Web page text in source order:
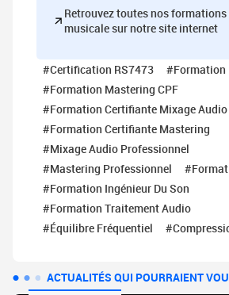
Retrouvez toutes nos
musicale sur notre site internet
#Certification RS7473
#Formation
#Formation Mastering CPF
#Formation Certifiante Mixage Audio
#Formation Certifiante Mastering
#Mixage Audio Professionnel
#Mastering Professionnel
#Formation Ingénieur Du Son
#Formation Traitement Audio
#équilibre Fréquentiel
ACTUALITÉS QUI POURRAIENT